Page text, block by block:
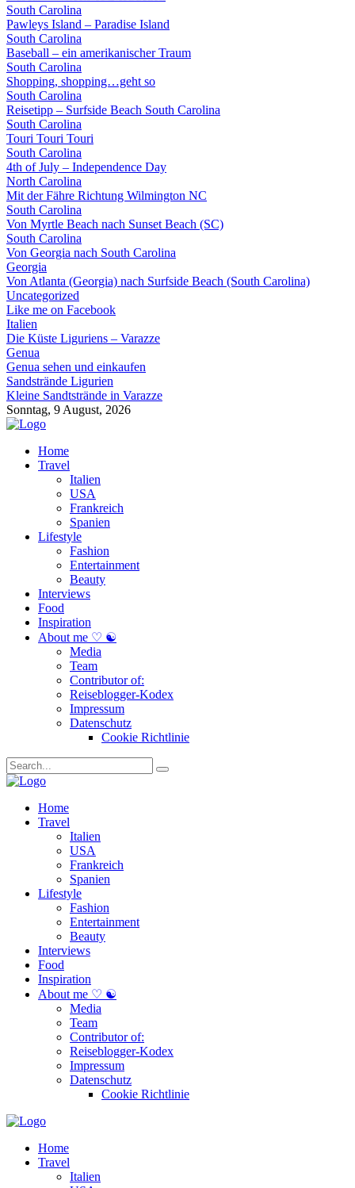
South Carolina
Pawleys Island – Paradise Island
South Carolina
Baseball – ein amerikanischer Traum
South Carolina
Shopping, shopping…geht so
South Carolina
Reisetipp – Surfside Beach South Carolina
South Carolina
Touri Touri Touri
South Carolina
4th of July – Independence Day
North Carolina
Mit der Fähre Richtung Wilmington NC
South Carolina
Von Myrtle Beach nach Sunset Beach (SC)
South Carolina
Von Georgia nach South Carolina
Georgia
Von Atlanta (Georgia) nach Surfside Beach (South Carolina)
Uncategorized
Like me on Facebook
Italien
Die Küste Liguriens – Varazze
Genua
Genua sehen und einkaufen
Sandstrände Ligurien
Kleine Sandtstrände in Varazze
Sonntag, 9 August, 2026
Home
Travel
Italien
USA
Frankreich
Spanien
Lifestyle
Fashion
Entertainment
Beauty
Interviews
Food
Inspiration
About me ♡ ☯
Media
Team
Contributor of:
Reiseblogger-Kodex
Impressum
Datenschutz
Cookie Richtlinie
Home
Travel
Italien
USA
Frankreich
Spanien
Lifestyle
Fashion
Entertainment
Beauty
Interviews
Food
Inspiration
About me ♡ ☯
Media
Team
Contributor of:
Reiseblogger-Kodex
Impressum
Datenschutz
Cookie Richtlinie
Home
Travel
Italien